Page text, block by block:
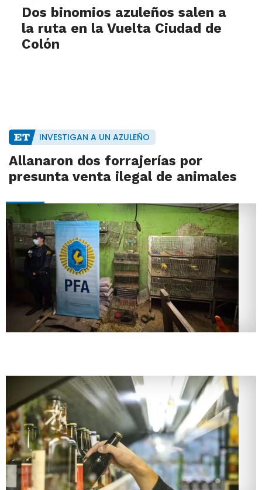
Dos binomios azuleños salen a
la ruta en la Vuelta Ciudad de
Colón
INVESTIGAN A UN AZULEÑO
Allanaron dos forrajerías por
presunta venta ilegal de animales